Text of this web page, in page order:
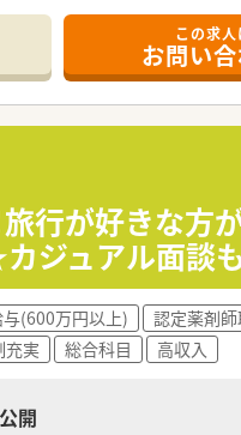
なく近隣の患者様が通い
需しており、1日に40枚
アットホームで非常に
資産形成を支援する福
し合い、有給休暇の消
り、スタッフ同士が気
おり、実践的なスキル
が長く働き続けられる
与を得て安定した生活
じて、薬剤師としての
に寄り添った温かい医
この求人
お問い
行が好きな方
ュアル面談も
与(600万円以上) 認定薬剤
充実 総合科目 高収入
開